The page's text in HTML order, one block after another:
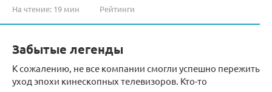
На чтение: 19 мин Рейтинги
Забытые легенды
К сожалению, не все компании смогли успешно пережить
уход эпохи кинескопных телевизоров. Кто-то